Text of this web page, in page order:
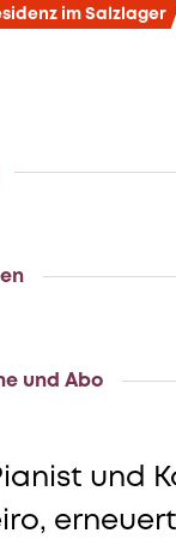
im Salzlager
und Abo
und